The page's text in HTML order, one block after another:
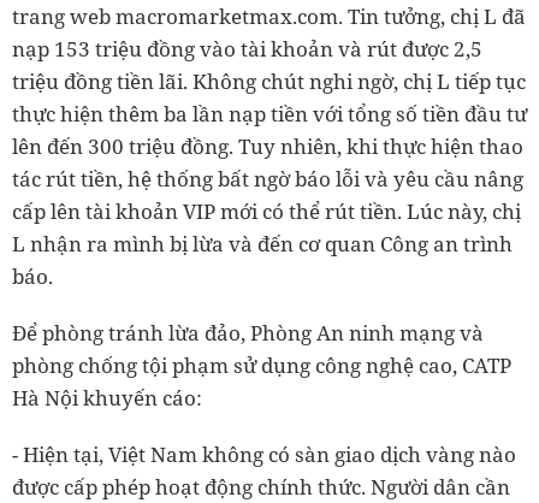
trang web macromarketmax.com. Tin tưởng, chị L đã
nạp 153 triệu đồng vào tài khoản và rút được 2,5
triệu đồng tiền lãi. Không chút nghi ngờ, chị L tiếp tục
thực hiện thêm ba lần nạp tiền với tổng số tiền đầu tư
lên đến 300 triệu đồng. Tuy nhiên, khi thực hiện thao
tác rút tiền, hệ thống bất ngờ báo lỗi và yêu cầu nâng
cấp lên tài khoản VIP mới có thể rút tiền. Lúc này, chị
L nhận ra mình bị lừa và đến cơ quan Công an trình
báo.
Để phòng tránh lừa đảo, Phòng An ninh mạng và
phòng chống tội phạm sử dụng công nghệ cao, CATP
Hà Nội khuyến cáo:
- Hiện tại, Việt Nam không có sàn giao dịch vàng nào
được cấp phép hoạt động chính thức. Người dân cần